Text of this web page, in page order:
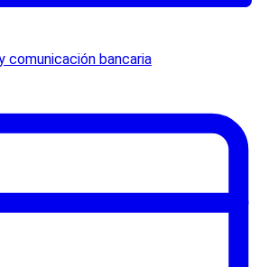
comunicación bancaria